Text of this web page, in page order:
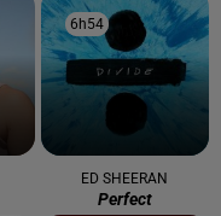
6h54
6h54
ED SHEERAN
Perfect